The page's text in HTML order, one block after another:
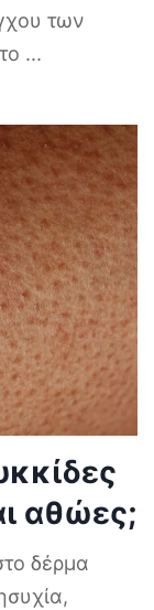
των
...
αθώες;
δέρμα